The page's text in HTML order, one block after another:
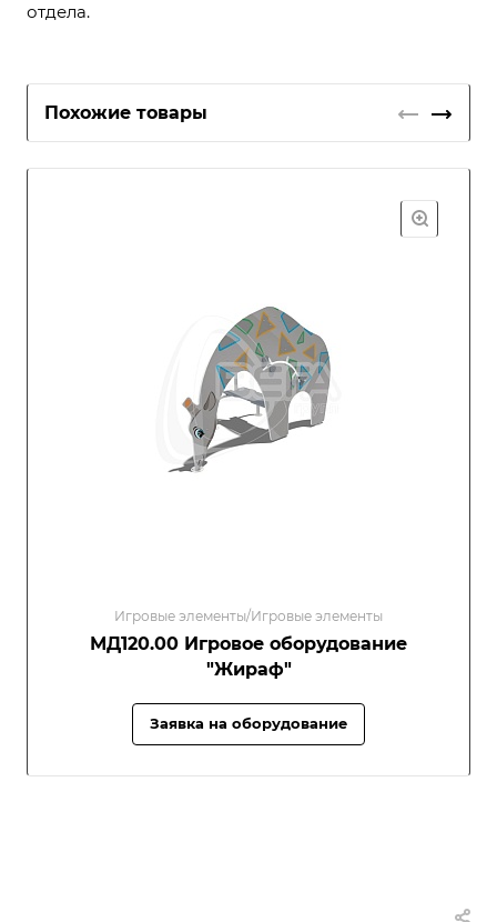
отдела.
Похожие товары
Игровые элементы/Игровые элементы
МД120.00 Игровое оборудование
"Жираф"
Заявка на оборудование